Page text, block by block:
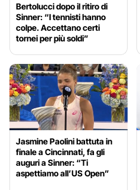
Bertolucci dopo il ritiro di
Sinner: “I tennisti hanno
colpe. Accettano certi
tornei per più soldi”
Jasmine Paolini battuta in
finale a Cincinnati, fa gli
auguri a Sinner: “Ti
aspettiamo all’US Open”